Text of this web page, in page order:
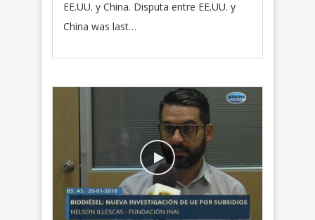
EE.UU. y China. Disputa entre EE.UU. y
China was last…